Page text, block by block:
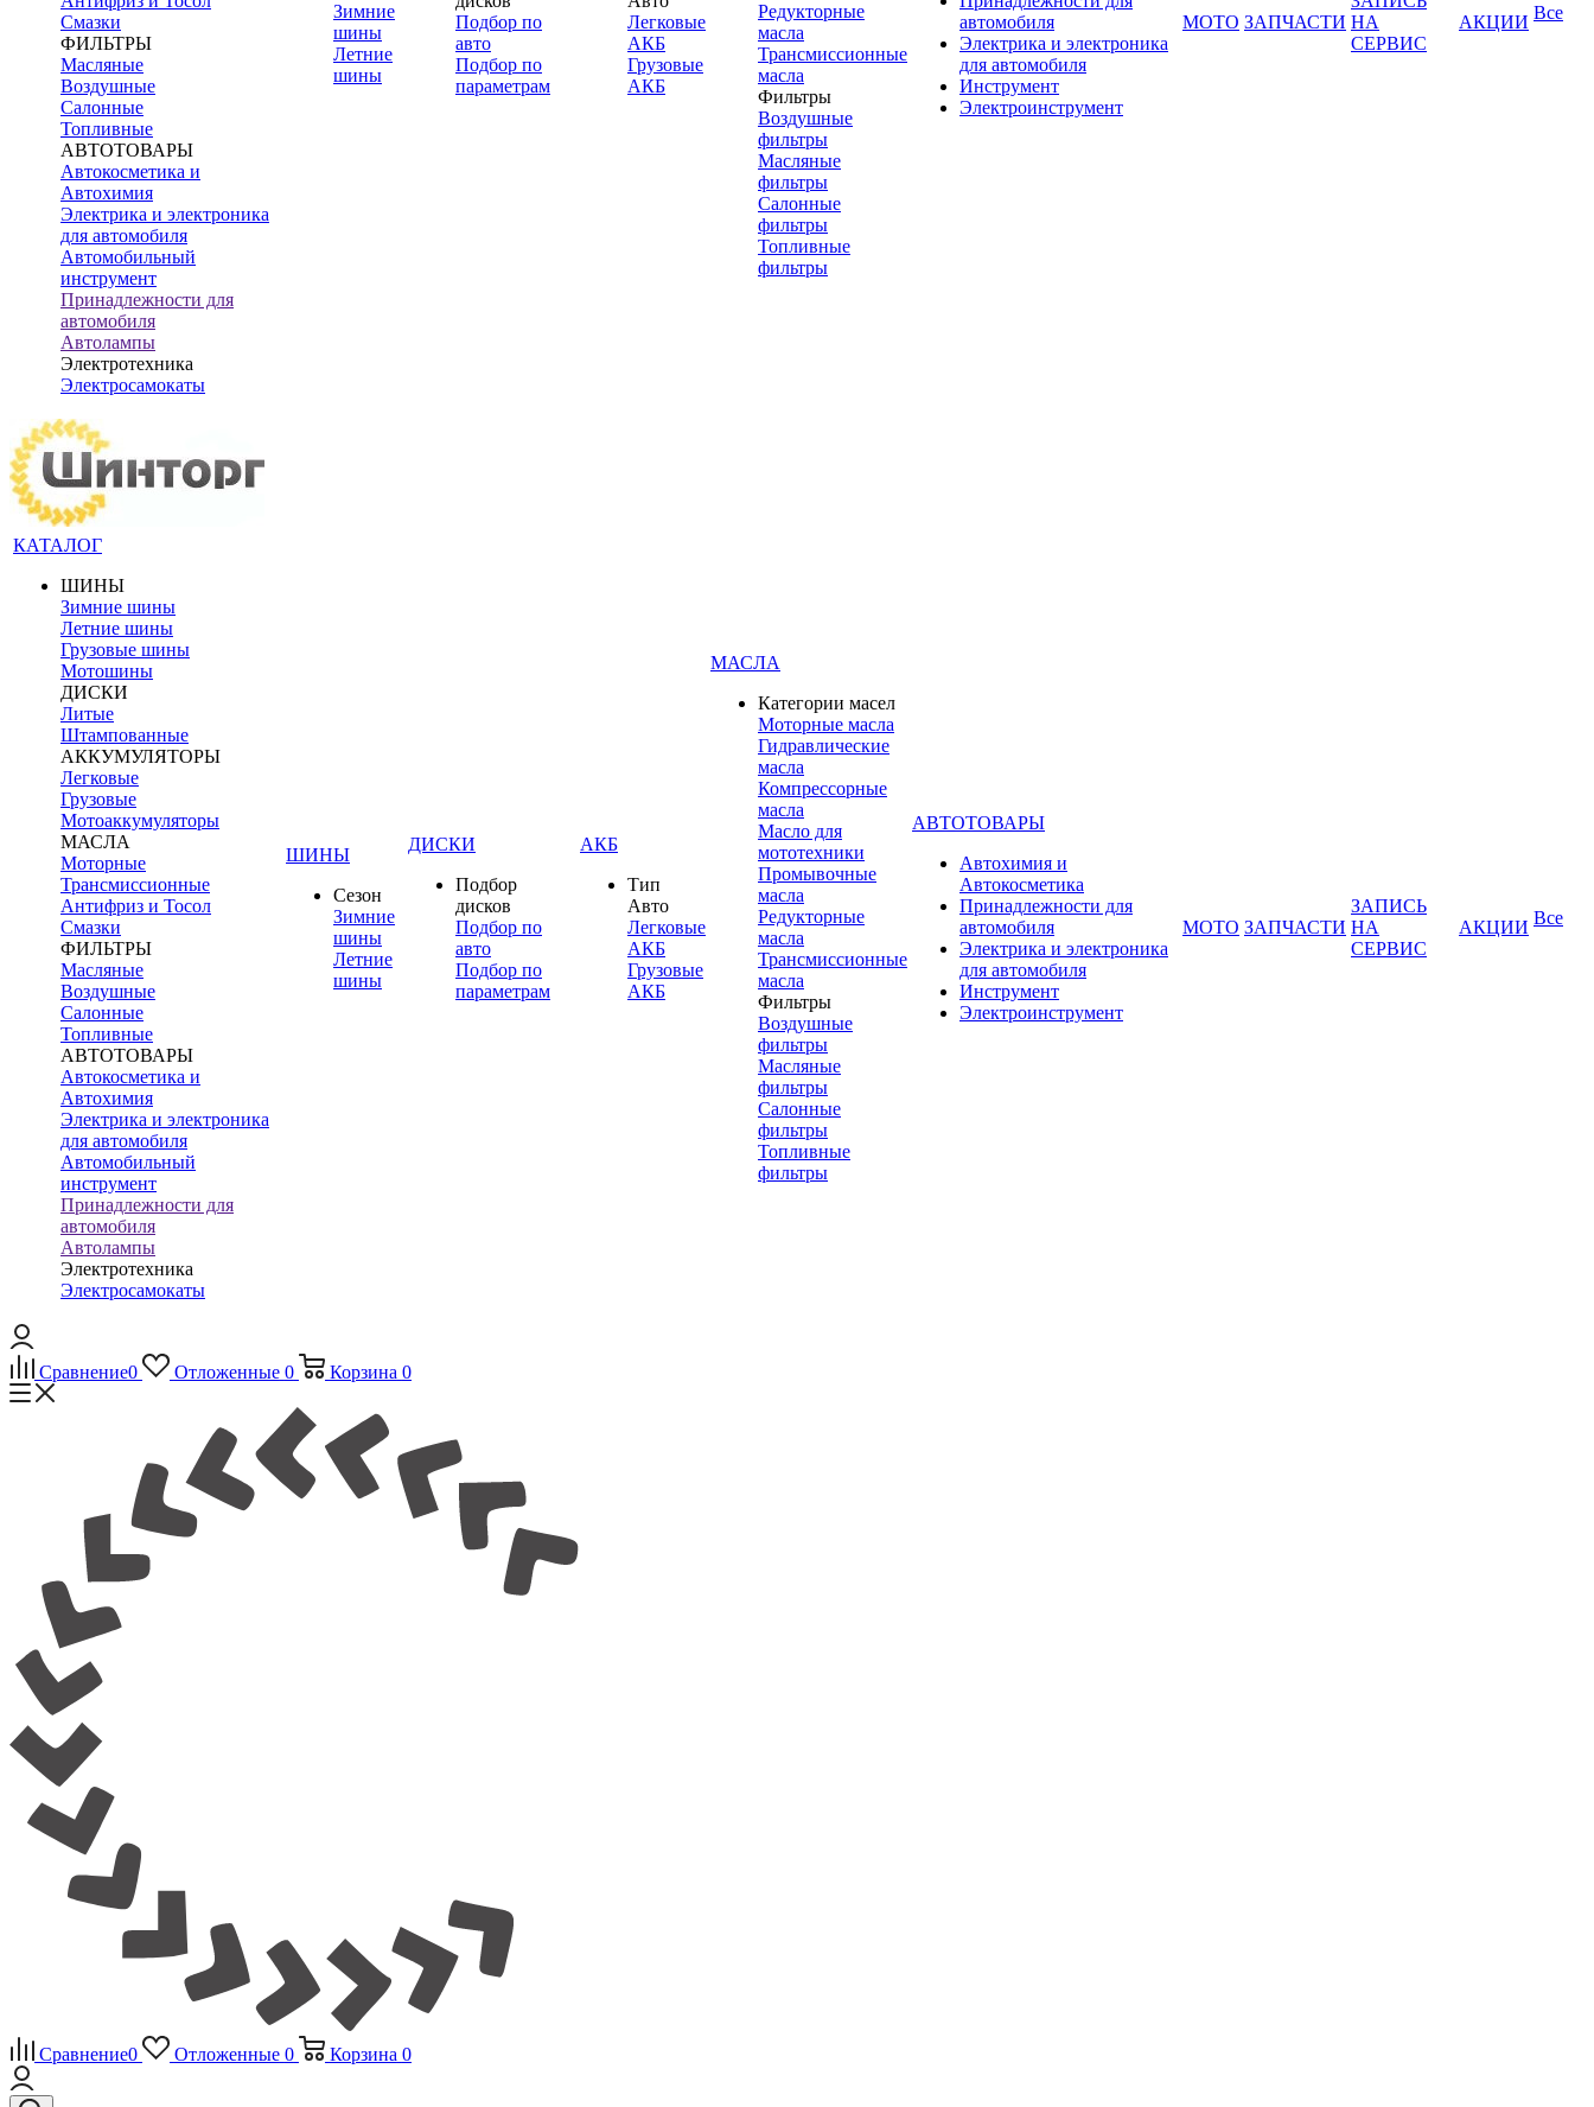
Смазки
ФИЛЬТРЫ
Масляные
Воздушные
Салонные
Топливные
АВТОТОВАРЫ
Автокосметика и
Автохимия
Электрика и электроника
для автомобиля
Автомобильный
инструмент
Принадлежности для
автомобиля
Автолампы
Электротехника
Электросамокаты
Зимние
шины
Летние
шины
Подбор по
авто
Подбор по
параметрам
Легковые
АКБ
Грузовые
АКБ
Редукторные
масла
Трансмиссионные
масла
Фильтры
Воздушные
фильтры
Масляные
фильтры
Салонные
фильтры
Топливные
фильтры
автомобиля
Электрика и электроника
для автомобиля
Инструмент
Электроинструмент
МОТО ЗАПЧАСТИ НА
СЕРВИС
АКЦИИ Все
КАТАЛОГ
ШИНЫ
Зимние шины
Летние шины
Грузовые шины
Мотошины
ДИСКИ
Литые
Штампованные
АККУМУЛЯТОРЫ
Легковые
Грузовые
Мотоаккумуляторы
МАСЛА
Моторные
Трансмиссионные
Антифриз и Тосол
Смазки
ФИЛЬТРЫ
Масляные
Воздушные
Салонные
Топливные
АВТОТОВАРЫ
Автокосметика и
Автохимия
Электрика и электроника
для автомобиля
Автомобильный
инструмент
Принадлежности для
автомобиля
Автолампы
Электротехника
Электросамокаты
ШИНЫ
Сезон
Зимние
шины
Летние
шины
ДИСКИ
Подбор
дисков
Подбор по
авто
Подбор по
параметрам
АКБ
Тип
Авто
Легковые
АКБ
Грузовые
АКБ
МАСЛА
Категории масел
Моторные масла
Гидравлические
масла
Компрессорные
масла
Масло для
мототехники
Промывочные
масла
Редукторные
масла
Трансмиссионные
масла
Фильтры
Воздушные
фильтры
Масляные
фильтры
Салонные
фильтры
Топливные
фильтры
АВТОТОВАРЫ
Автохимия и
Автокосметика
Принадлежности для
автомобиля
Электрика и электроника
для автомобиля
Инструмент
Электроинструмент
МОТО ЗАПЧАСТИ
ЗАПИСЬ
НА
СЕРВИС
АКЦИИ Все
Сравнение0 Отложенные 0 Корзина 0
Сравнение0 Отложенные 0 Корзина 0